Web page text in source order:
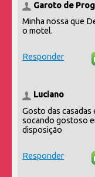
Garoto de
Minha nossa que
o motel.
Responder
Luciano
Gosto das
socando gostoso
disposição
Responder